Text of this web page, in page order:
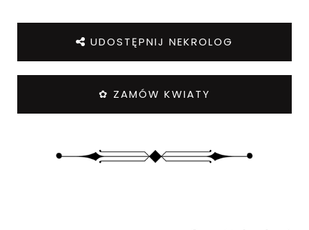
UDOSTĘPNIJ NEKROLOG
✿ ZAMÓW KWIATY